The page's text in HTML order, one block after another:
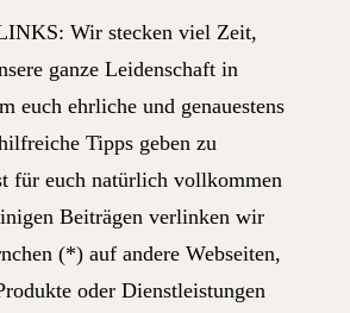
Wir stecken viel Zeit,
ganze Leidenschaft in
euch ehrliche und genauestens
Tipps geben zu
für euch natürlich vollkommen
Beiträgen verlinken wir
(*) auf andere Webseiten,
oder Dienstleistungen